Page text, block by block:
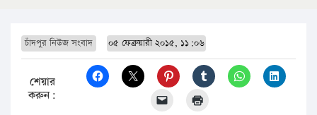
চাঁদপুর নিউজ সংবাদ ০৫ ফেব্রুয়ারী ২০১৫, ১১:০৬
শেয়ার
করুন: